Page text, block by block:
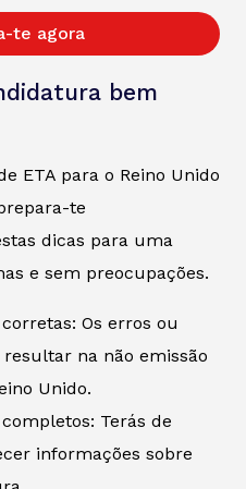
te agora
bem
ETA para o Reino Unido
te
dicas para uma
e sem preocupações.
Os erros ou
na não emissão
Unido.
Terás de
informações sobre